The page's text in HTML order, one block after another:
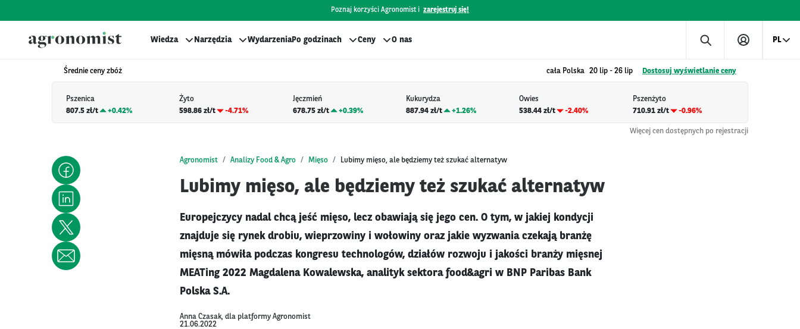
Poznaj korzyści Agronomist i zarejestruj się!
Wiedza Narzędzia WydarzeniaPo godzinach Ceny O nas PL
Średnie ceny zbóż cała Polska 20 lip - 26 lip Dostosuj wyświetlanie ceny
Pszenica
807.5 zł/t
+0.42%
Żyto
598.86 zł/t
-4.71%
Jęczmień
678.75 zł/t
+0.39%
Kukurydza
887.94 zł/t
+1.26%
Owies
538.44 zł/t
-2.40%
Pszenżyto
710.91 zł/t
-0.96%
Więcej cen dostępnych po rejestracji
Agronomist Analizy Food & Agro Mięso Lubimy mięso, ale będziemy też szukać alternatyw
Lubimy mięso, ale będziemy też szukać alternatyw
Europejczycy nadal chcą jeść mięso, lecz obawiają się jego cen. O tym, w jakiej kondycji
znajduje się rynek drobiu, wieprzowiny i wołowiny oraz jakie wyzwania czekają branżę
mięsną mówiła podczas kongresu technologów, działów rozwoju i jakości branży mięsnej
MEATing 2022 Magdalena Kowalewska, analityk sektora food&agri w BNP Paribas Bank
Polska S.A.
Anna Czasak, dla platformy Agronomist
21.06.2022